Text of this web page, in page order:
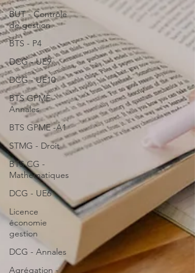
BUT - Contrôle
de gestion
BTS - P4
DCG - UE9
DCG - UE10
BTS GPME -
Annales
BTS GPME -A1
STMG - Droit
BTS CG -
Mathématiques
DCG - UE6
Licence
économie
gestion
DCG - Annales
Agrégation -